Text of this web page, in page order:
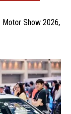
Motor Show 2026,